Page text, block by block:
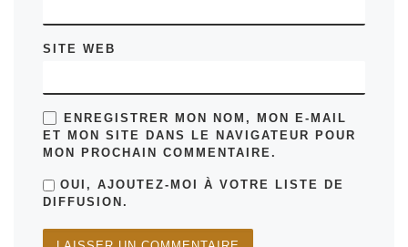
SITE WEB
ENREGISTRER MON NOM, MON E-MAIL
ET MON SITE DANS LE NAVIGATEUR POUR
MON PROCHAIN COMMENTAIRE.
OUI, AJOUTEZ-MOI À VOTRE LISTE DE
DIFFUSION.